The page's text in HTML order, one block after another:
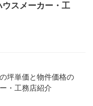
スメーカー・工
坪単価と物件価格の
・工務店紹介